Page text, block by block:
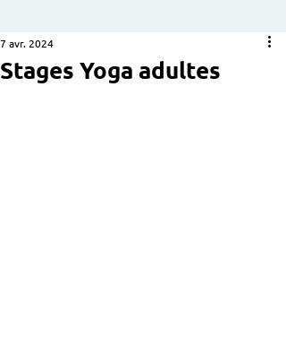
Stages Yoga adultes
7 avr. 2024